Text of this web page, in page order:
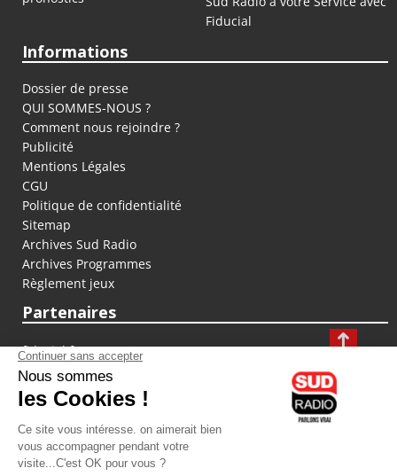
Fiducial
Informations
Dossier de presse
QUI SOMMES-NOUS ?
Comment nous rejoindre ?
Publicité
Mentions Légales
CGU
Politique de confidentialité
Sitemap
Archives Sud Radio
Archives Programmes
Règlement jeux
Partenaires
fiducial.fr
lyoncapitale.fr
olympique-et-lyonnais.com
L'application Iphone / Android